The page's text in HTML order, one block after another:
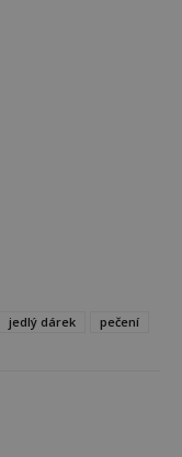
jedlý dárek pečení